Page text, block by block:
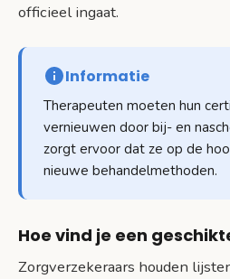
officieel ingaat.
Informatie
Therapeuten moeten hun
vernieuwen door bij- en
zorgt ervoor dat ze op de
nieuwe behandelmethoden.
Hoe vind je een
Zorgverzekeraars houden